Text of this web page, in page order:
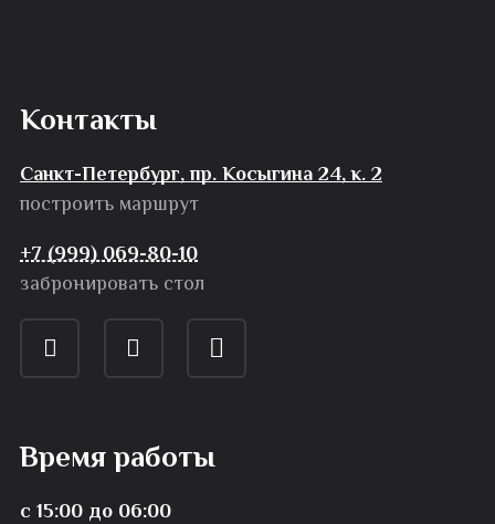
Контакты
Санкт-Петербург, пр. Косыгина 24, к. 2
построить маршрут
+7 (999) 069-80-10
забронировать стол
Время работы
с 15:00 до 06:00